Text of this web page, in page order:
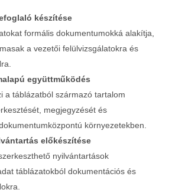
készítése
formális dokumentumokká alakítja,
a vezetői felülvizsgálatokra és
együttműködés
a táblázatból származó tartalom
megjegyzését és
környezetekben.
előkészítése
nyilvántartások
táblázatokból dokumentációs és